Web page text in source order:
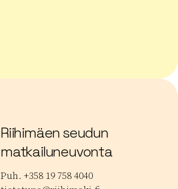
Riihimäen seudun
matkailuneuvonta
Puh. +358 19 758 4040